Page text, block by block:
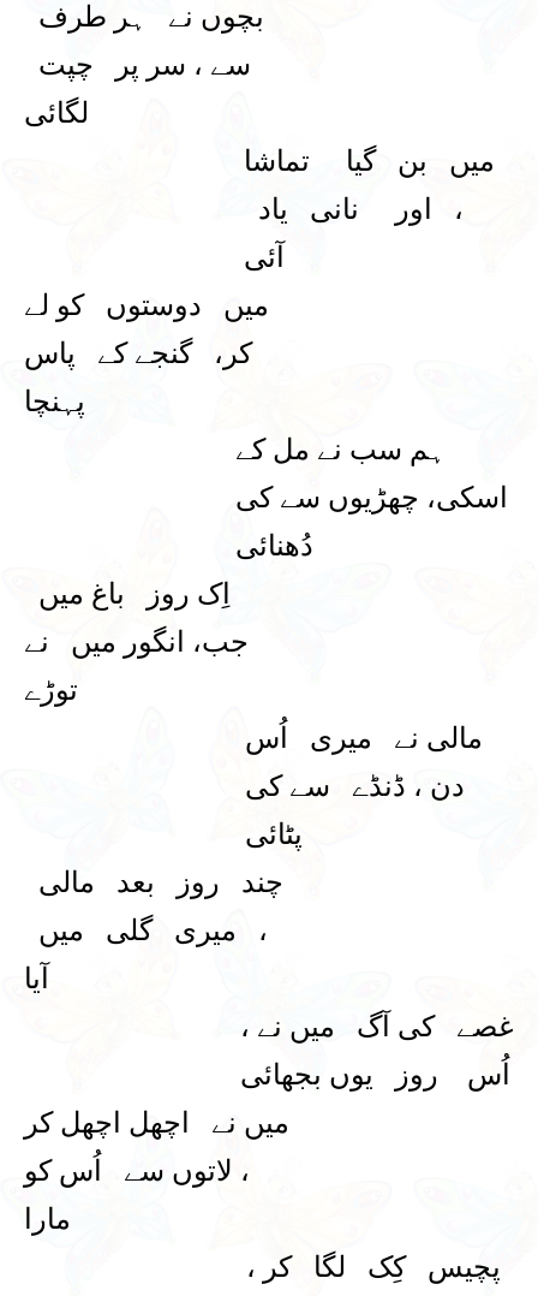
بچوں نے ہر طرف
سے ، سر پر چپت
لگائی
میں بن گیا تماشا
، اور نانی یاد
آئی
میں دوستوں کو لے
کر، گنجے کے پاس
پہنچا
ہم سب نے مل کے
اسکی، چھڑیوں سے کی
دُھنائی
اِک روز باغ میں
جب، انگور میں نے
توڑے
مالی نے میری اُس
دن ، ڈنڈے سے کی
پٹائی
چند روز بعد مالی
، میری گلی میں
آیا
غصے کی آگ میں نے ،
اُس روز یوں بجھائی
میں نے اچھل اچھل کر
، لاتوں سے اُس کو
مارا
پچیس کِک لگا کر ،